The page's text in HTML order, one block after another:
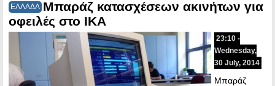
ΕΛΛΑΔΑ Μπαράζ κατασχέσεων ακινήτων για
οφειλές στο ΙΚΑ
23:10 -
Wednesday,
30 July, 2014
Μπαράζ